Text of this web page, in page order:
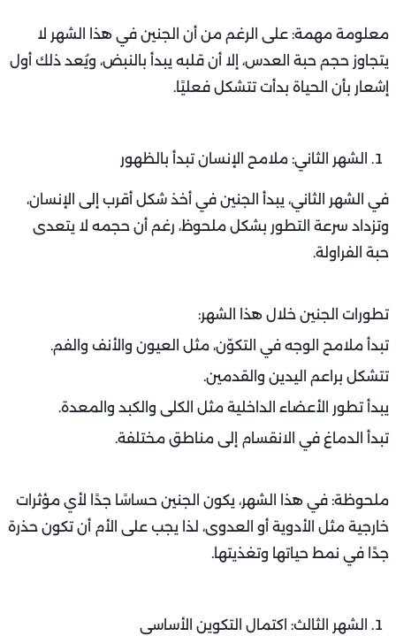
معلومة مهمة: على الرغم من أن الجنين في هذا الشهر لا
يتجاوز حجم حبة العدس، إلا أن قلبه يبدأ بالنبض، ويُعد ذلك أول
إشعار بأن الحياة بدأت تتشكل فعليًا.
الشهر الثاني: ملامح الإنسان تبدأ بالظهور
في الشهر الثاني، يبدأ الجنين في أخذ شكل أقرب إلى الإنسان،
وتزداد سرعة التطور بشكل ملحوظ، رغم أن حجمه لا يتعدى
حبة الفراولة.
تطورات الجنين خلال هذا الشهر:
تبدأ ملامح الوجه في التكوّن، مثل العيون والأنف والفم.
تتشكل براعم اليدين والقدمين.
يبدأ تطور الأعضاء الداخلية مثل الكلى والكبد والمعدة.
تبدأ الدماغ في الانقسام إلى مناطق مختلفة.
ملحوظة: في هذا الشهر، يكون الجنين حساسًا جدًا لأي مؤثرات
خارجية مثل الأدوية أو العدوى، لذا يجب على الأم أن تكون حذرة
جدًا في نمط حياتها وتغذيتها.
الشهر الثالث: اكتمال التكوين الأساسي